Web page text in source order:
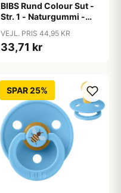
BIBS Rund Colour Sut -
Str. 1 - Naturgummi -
VEJL. PRIS 44,95 KR
33,71 kr
SPAR 25%